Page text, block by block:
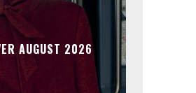
AUGUST 2026